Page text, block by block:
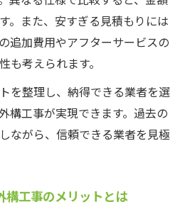
。また、安すぎる見積もりには
追加費用やアフターサービスの
も考えられます。
を整理し、納得できる業者を選
構工事が実現できます。過去の
ながら、信頼できる業者を見極
構工事のメリットとは